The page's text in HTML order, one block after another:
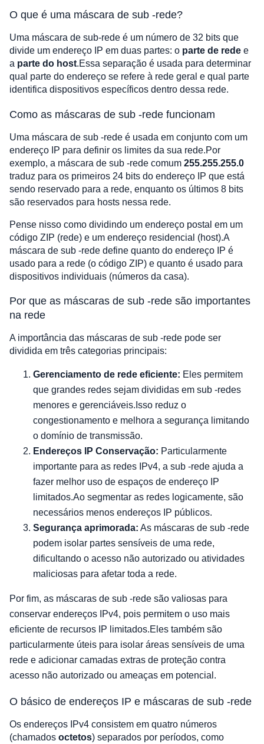
O que é uma máscara de sub -rede?
Uma máscara de sub-rede é um número de 32 bits que
divide um endereço IP em duas partes: o parte de rede e
a parte do host.Essa separação é usada para determinar
qual parte do endereço se refere à rede geral e qual parte
identifica dispositivos específicos dentro dessa rede.
Como as máscaras de sub -rede funcionam
Uma máscara de sub -rede é usada em conjunto com um
endereço IP para definir os limites da sua rede.Por
exemplo, a máscara de sub -rede comum 255.255.255.0
traduz para os primeiros 24 bits do endereço IP que está
sendo reservado para a rede, enquanto os últimos 8 bits
são reservados para hosts nessa rede.
Pense nisso como dividindo um endereço postal em um
código ZIP (rede) e um endereço residencial (host).A
máscara de sub -rede define quanto do endereço IP é
usado para a rede (o código ZIP) e quanto é usado para
dispositivos individuais (números da casa).
Por que as máscaras de sub -rede são importantes
na rede
A importância das máscaras de sub -rede pode ser
dividida em três categorias principais:
Gerenciamento de rede eficiente: Eles permitem
que grandes redes sejam divididas em sub -redes
menores e gerenciáveis.Isso reduz o
congestionamento e melhora a segurança limitando
o domínio de transmissão.
Endereços IP Conservação: Particularmente
importante para as redes IPv4, a sub -rede ajuda a
fazer melhor uso de espaços de endereço IP
limitados.Ao segmentar as redes logicamente, são
necessários menos endereços IP públicos.
Segurança aprimorada: As máscaras de sub -rede
podem isolar partes sensíveis de uma rede,
dificultando o acesso não autorizado ou atividades
maliciosas para afetar toda a rede.
Por fim, as máscaras de sub -rede são valiosas para
conservar endereços IPv4, pois permitem o uso mais
eficiente de recursos IP limitados.Eles também são
particularmente úteis para isolar áreas sensíveis de uma
rede e adicionar camadas extras de proteção contra
acesso não autorizado ou ameaças em potencial.
O básico de endereços IP e máscaras de sub -rede
Os endereços IPv4 consistem em quatro números
(chamados octetos) separados por períodos, como